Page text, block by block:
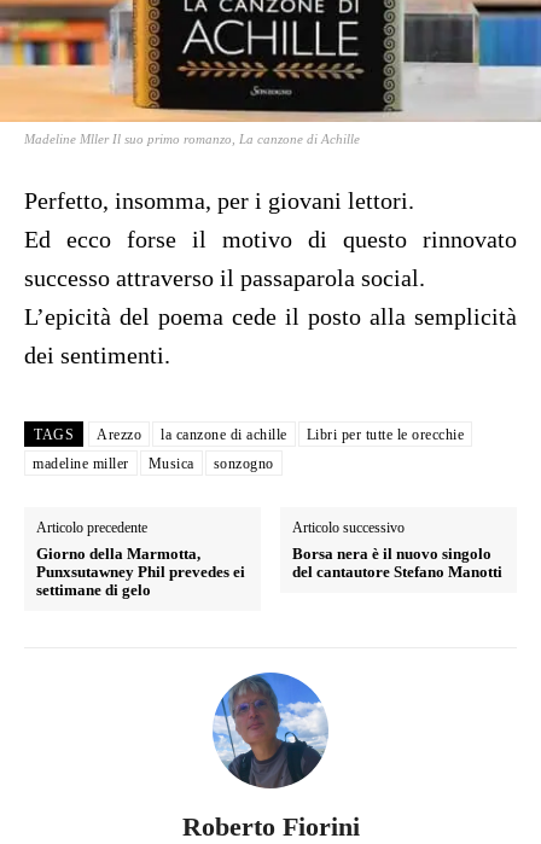
Madeline Mller Il suo primo romanzo, La canzone di Achille
Perfetto, insomma, per i giovani lettori.
Ed ecco forse il motivo di questo rinnovato
successo attraverso il passaparola social.
L’epicità del poema cede il posto alla semplicità
dei sentimenti.
TAGS Arezzo la canzone di achille
Libri per tutte le orecchie
madeline miller
Musica sonzogno
Articolo precedente
Giorno della Marmotta,
Punxsutawney Phil prevedes ei
settimane di gelo
Articolo successivo
Borsa nera è il nuovo singolo
del cantautore Stefano Manotti
Roberto Fiorini